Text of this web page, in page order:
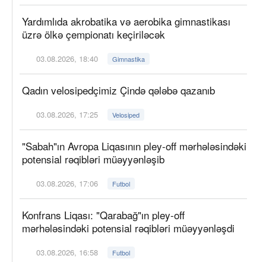
Yardımlıda akrobatika və aerobika gimnastikası
üzrə ölkə çempionatı keçiriləcək
03.08.2026, 18:40 Gimnastika
Qadın velosipedçimiz Çində qələbə qazanıb
03.08.2026, 17:25 Velosiped
"Sabah"ın Avropa Liqasının pley-off mərhələsindəki
potensial rəqibləri müəyyənləşib
03.08.2026, 17:06 Futbol
Konfrans Liqası: "Qarabağ"ın pley-off
mərhələsindəki potensial rəqibləri müəyyənləşdi
03.08.2026, 16:58 Futbol